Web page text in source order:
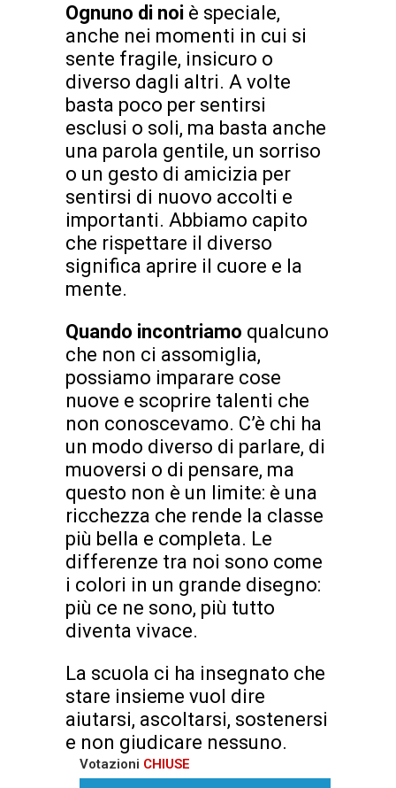
Ognuno di noi è speciale,
anche nei momenti in cui si
sente fragile, insicuro o
diverso dagli altri. A volte
basta poco per sentirsi
esclusi o soli, ma basta anche
una parola gentile, un sorriso
o un gesto di amicizia per
sentirsi di nuovo accolti e
importanti. Abbiamo capito
che rispettare il diverso
significa aprire il cuore e la
mente.
Quando incontriamo qualcuno
che non ci assomiglia,
possiamo imparare cose
nuove e scoprire talenti che
non conoscevamo. C’è chi ha
un modo diverso di parlare, di
muoversi o di pensare, ma
questo non è un limite: è una
ricchezza che rende la classe
più bella e completa. Le
differenze tra noi sono come
i colori in un grande disegno:
più ce ne sono, più tutto
diventa vivace.
La scuola ci ha insegnato che
stare insieme vuol dire
aiutarsi, ascoltarsi, sostenersi
e non giudicare nessuno.
Votazioni CHIUSE